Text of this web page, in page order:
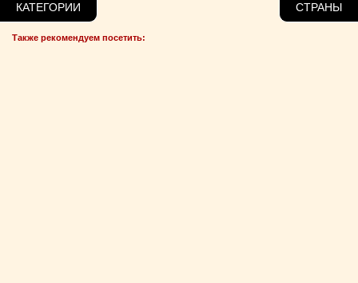
КАТЕГОРИИ СТРАНЫ
Также рекомендуем посетить: